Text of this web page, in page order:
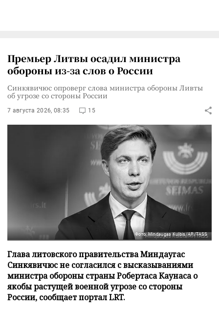
Премьер Литвы осадил министра
обороны из-за слов о России
Синкявичюс опроверг слова министра обороны Ливты
об угрозе со стороны России
7 августа 2026, 08:35 15
Фото: Mindaugas Kulbis/AP/TASS
Глава литовского правительства Миндаугас
Синкявичюс не согласился с высказываниями
министра обороны страны Робертаса Каунаса о
якобы растущей военной угрозе со стороны
России, сообщает портал LRT.